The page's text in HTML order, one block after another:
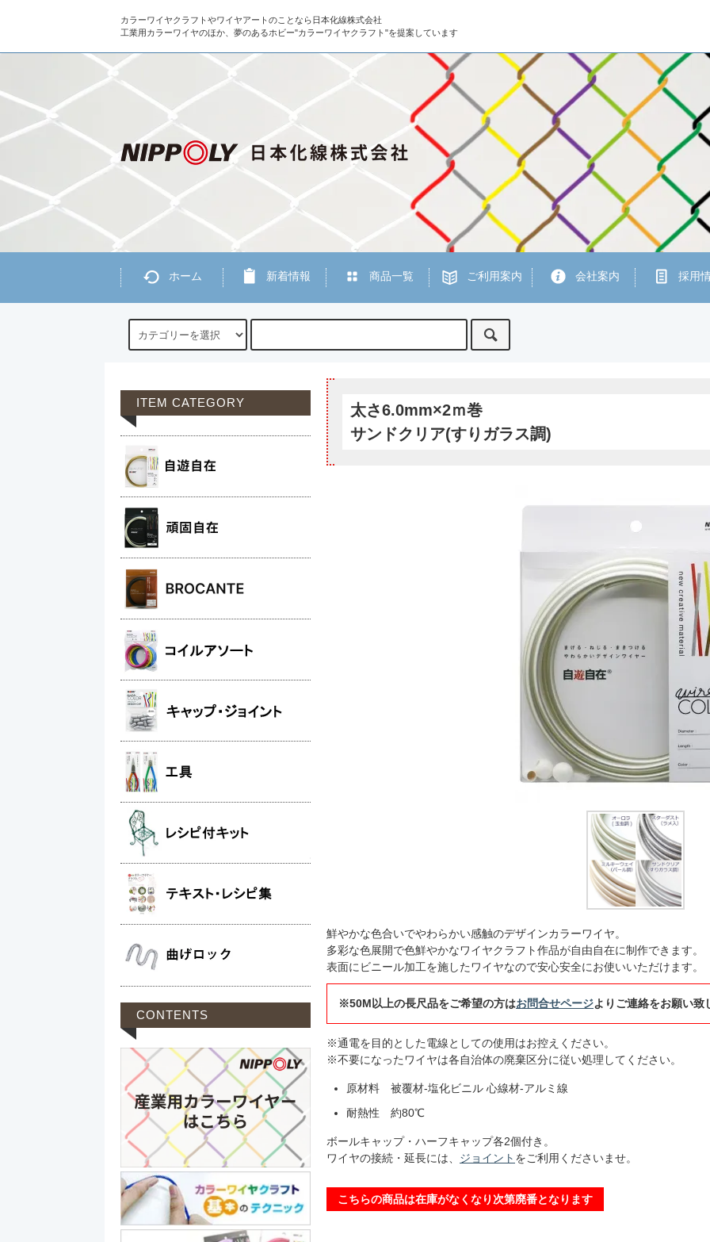
カラーワイヤクラフトやワイヤアートのことなら日本化線株式会社
工業用カラーワイヤのほか、夢のあるホビー"カラーワイヤクラフト"を提案しています
ホーム 新着情報 商品一覧 ご利用案内 会社案内 採用
太さ6.0mm×2ｍ巻
サンドクリア(すりガラス調)
鮮やかな色合いでやわらかい感触のデザインカラーワイヤ。
多彩な色展開で色鮮やかなワイヤクラフト作品が自由自在に制作できます。
表面にビニール加工を施したワイヤなので安心安全にお使いいただけます。
※50M以上の長尺品をご希望の方はお問合せページよりご連絡をお願い致
※通電を目的とした電線としての使用はお控えください。
※不要になったワイヤは各自治体の廃棄区分に従い処理してください。
原材料 被覆材-塩化ビニル 心線材-アルミ線
耐熱性 約80℃
ボールキャップ・ハーフキャップ各2個付き。
ワイヤの接続・延長には、 ジョイント をご利用くださいませ。
こちらの商品は在庫がなくなり次第廃番となります
ITEM CATEGORY
CONTENTS